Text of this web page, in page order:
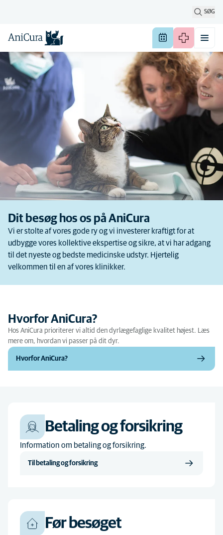
SØG
Dit besøg hos os på AniCura
Vi er stolte af vores gode ry og vi investerer kraftigt for at
udbygge vores kollektive ekspertise og sikre, at vi har adgang
til det nyeste og bedste medicinske udstyr. Hjertelig
velkommen til en af ​​vores klinikker.
Hvorfor AniCura?
Hos AniCura prioriterer vi altid den dyrlægefaglige kvalitet højest. Læs
mere om, hvordan vi passer på dit dyr.
Hvorfor AniCura?
Betaling og forsikring
Information om betaling og forsikring.
Til betaling og forsikring
Før besøget